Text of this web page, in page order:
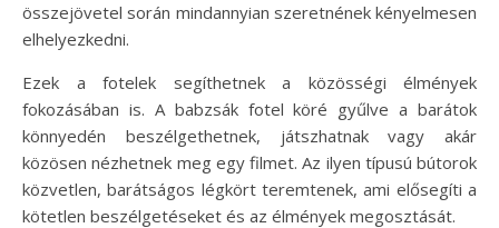
összejövetel során mindannyian szeretnének kényelmesen
elhelyezkedni.
Ezek a fotelek segíthetnek a közösségi élmények
fokozásában is. A babzsák fotel köré gyűlve a barátok
könnyedén beszélgethetnek, játszhatnak vagy akár
közösen nézhetnek meg egy filmet. Az ilyen típusú bútorok
közvetlen, barátságos légkört teremtenek, ami elősegíti a
kötetlen beszélgetéseket és az élmények megosztását.